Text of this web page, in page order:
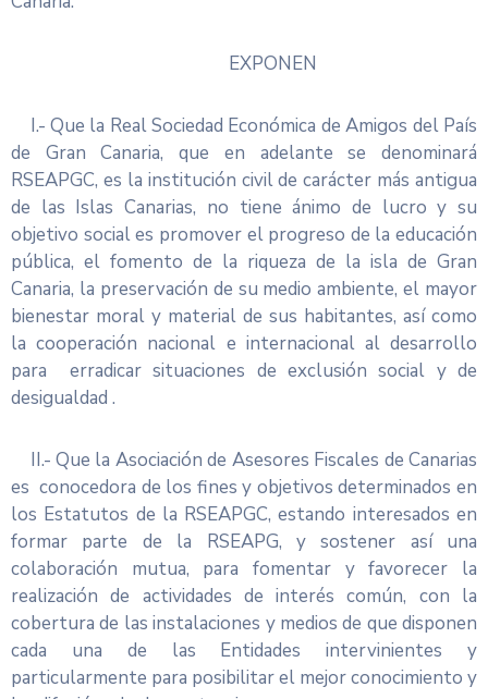
EXPONEN
I.- Que la Real Sociedad Económica de Amigos del País
de Gran Canaria, que en adelante se denominará
RSEAPGC, es la institución civil de carácter más antigua
de las Islas Canarias, no tiene ánimo de lucro y su
objetivo social es promover el progreso de la educación
pública, el fomento de la riqueza de la isla de Gran
Canaria, la preservación de su medio ambiente, el mayor
bienestar moral y material de sus habitantes, así como
la cooperación nacional e internacional al desarrollo
para erradicar situaciones de exclusión social y de
desigualdad .
II.- Que la Asociación de Asesores Fiscales de Canarias
es conocedora de los fines y objetivos determinados en
los Estatutos de la RSEAPGC, estando interesados en
formar parte de la RSEAPG, y sostener así una
colaboración mutua, para fomentar y favorecer la
realización de actividades de interés común, con la
cobertura de las instalaciones y medios de que disponen
cada una de las Entidades intervinientes y
particularmente para posibilitar el mejor conocimiento y